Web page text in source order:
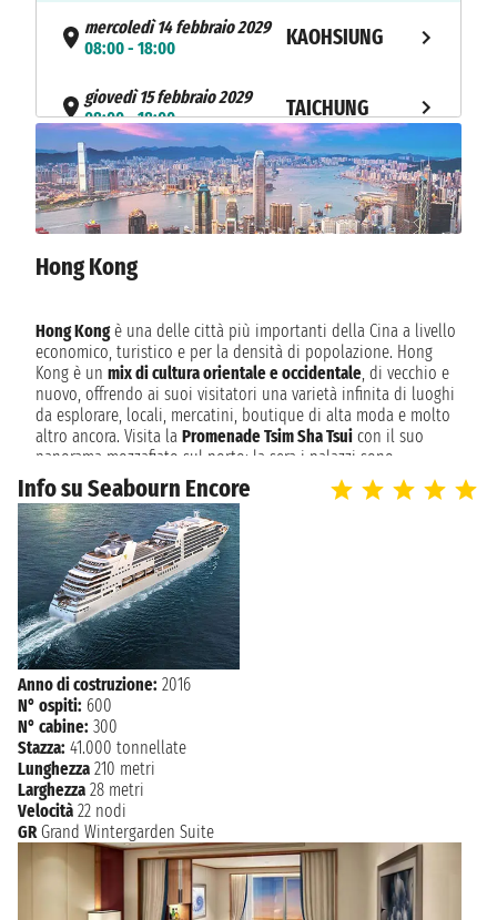
mercoledì 14 febbraio 2029
08:00 - 18:00
KAOHSIUNG
giovedì 15 febbraio 2029
08:00 - 18:00
TAICHUNG
venerdì 16 febbraio 2029
08:00 - 18:00
KEELUNG
sabato 17 febbraio 2029
07:00 - 16:00
09:00 - 18:00
NAHA
lunedì 19 febbraio 2029 NAVIGAZIONE
martedì 20 febbraio 2029
09:00 - 17:00
KOCHI
mercoledì 21 febbraio 2029
07:00 - 21:00
OSAKA
giovedì 22 febbraio 2029
09:00 - 18:00
venerdì 23 febbraio 2029
08:00 - 18:00
sabato 24 febbraio 2029
08:00 - 19:00
domenica 25 febbraio 2029
lunedì 26 febbraio 2029
07:00 - 22:00
martedì 27 febbraio 2029 NAVIGAZIONE
mercoledì 28 febbraio 2029
BUSAN
Hong Kong
Hong Kongè una delle città più importanti della Cina a livello
economico, turistico e per la densità di popolazione. Hong
Kong è un mix di cultura orientale e occidentale, di vecchio e
nuovo, offrendo ai suoi visitatori una varietà infinita di luoghi
da esplorare, locali, mercatini, boutique di alta moda e molto
altro ancora. Visita la Promenade Tsim Sha Tsui con il suo
panorama mozzafiato sul porto: la sera i palazzi sono
illuminati e offrono un vero e proprio spettacolo. Se ti
allontani dai grattacieli caratteristici della città e sei in cerca
di luoghi più tranquilli, puoi spostarti a
affollata d’estate, per fare una passeggiata rilassante e per
disintossicarvi dal traffico e dalla frenesia tipica delle grandi
metropoli. Molte dellecrociere in Oriente
Hong Kong e ti portano in Vietnam, Cambogia,
Singapore, per scoprire alcuni tra i luoghi più esotici al
mondo. Puoi visitare il lontano oriente a bordo delle navi
Royal Caribbean, Norwegian Cruise Line, Silversea e molte altre.
Hong Kong (cinese: 香港, Xiānggǎngpinyin; letteralmente
"Porto profumato") è una delle due regioni amministrative
speciali della Repubblica popolare cinese insieme a Macao. Si
trova sulla costa meridionale della Cina tra il delta del Fiume
delle Perle e il Mar Cinese Meridionale. La città è famosa per la
sua preponderante skyline e il profondo porto naturale. Con
una superficie di 1.104 km2 e una popolazione di sette milioni
di persone, Hong Kong è una delle aree più densamente
popolate del mondo. Il 95% della popolazione di Hong Kong è
di etnia cinese, mentre il restante 5% appartiene agli altri
Info su Seabourn Encore
Anno di costruzione: 2016
N° ospiti: 600
N° cabine: 300
Stazza: 41.000 tonnellate
Lunghezza 210 metri
Larghezza 28 metri
Velocità 22 nodi
GR Grand Wintergarden Suite